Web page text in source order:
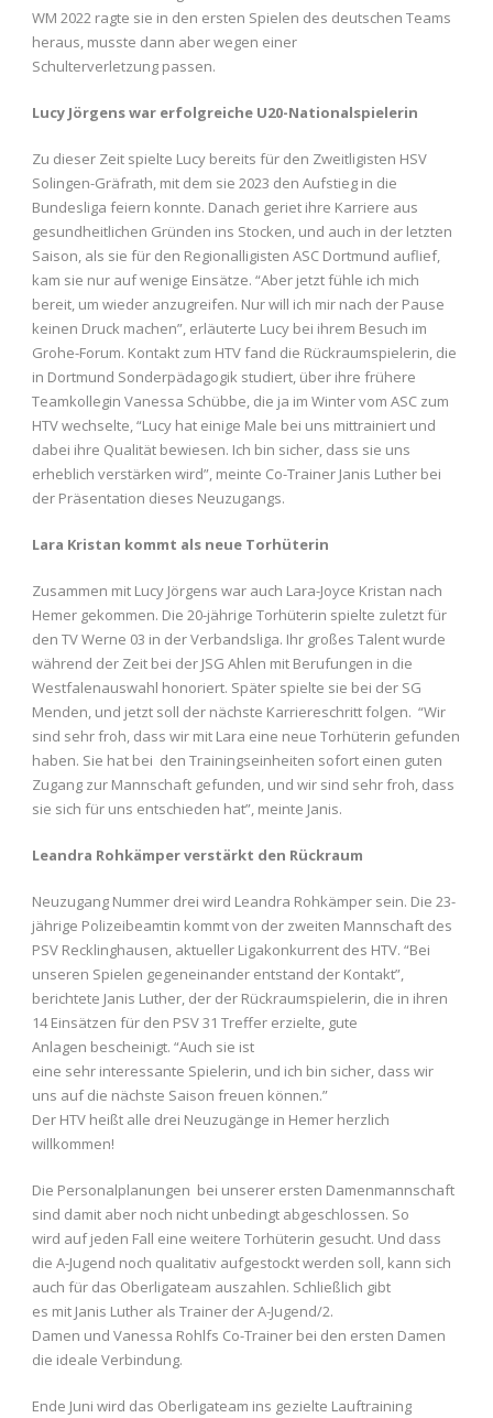
WM 2022 ragte sie in den ersten Spielen des deutschen Teams
heraus, musste dann aber wegen einer
Schulterverletzung passen.
Lucy Jörgens war erfolgreiche U20-Nationalspielerin
Zu dieser Zeit spielte Lucy bereits für den Zweitligisten HSV
Solingen-Gräfrath, mit dem sie 2023 den Aufstieg in die
Bundesliga feiern konnte. Danach geriet ihre Karriere aus
gesundheitlichen Gründen ins Stocken, und auch in der letzten
Saison, als sie für den Regionalligisten ASC Dortmund auflief,
kam sie nur auf wenige Einsätze. “Aber jetzt fühle ich mich
bereit, um wieder anzugreifen. Nur will ich mir nach der Pause
keinen Druck machen”, erläuterte Lucy bei ihrem Besuch im
Grohe-Forum. Kontakt zum HTV fand die Rückraumspielerin, die
in Dortmund Sonderpädagogik studiert, über ihre frühere
Teamkollegin Vanessa Schübbe, die ja im Winter vom ASC zum
HTV wechselte, “Lucy hat einige Male bei uns mittrainiert und
dabei ihre Qualität bewiesen. Ich bin sicher, dass sie uns
erheblich verstärken wird”, meinte Co-Trainer Janis Luther bei
der Präsentation dieses Neuzugangs.
Lara Kristan kommt als neue Torhüterin
Zusammen mit Lucy Jörgens war auch Lara-Joyce Kristan nach
Hemer gekommen. Die 20-jährige Torhüterin spielte zuletzt für
den TV Werne 03 in der Verbandsliga. Ihr großes Talent wurde
während der Zeit bei der JSG Ahlen mit Berufungen in die
Westfalenauswahl honoriert. Später spielte sie bei der SG
Menden, und jetzt soll der nächste Karriereschritt folgen. “Wir
sind sehr froh, dass wir mit Lara eine neue Torhüterin gefunden
haben. Sie hat bei den Trainingseinheiten sofort einen guten
Zugang zur Mannschaft gefunden, und wir sind sehr froh, dass
sie sich für uns entschieden hat”, meinte Janis.
Leandra Rohkämper verstärkt den Rückraum
Neuzugang Nummer drei wird Leandra Rohkämper sein. Die 23-
jährige Polizeibeamtin kommt von der zweiten Mannschaft des
PSV Recklinghausen, aktueller Ligakonkurrent des HTV. “Bei
unseren Spielen gegeneinander entstand der Kontakt”,
berichtete Janis Luther, der der Rückraumspielerin, die in ihren
14 Einsätzen für den PSV 31 Treffer erzielte, gute
Anlagen bescheinigt. “Auch sie ist
eine sehr interessante Spielerin, und ich bin sicher, dass wir
uns auf die nächste Saison freuen können.”
Der HTV heißt alle drei Neuzugänge in Hemer herzlich
willkommen!
Die Personalplanungen bei unserer ersten Damenmannschaft
sind damit aber noch nicht unbedingt abgeschlossen. So
wird auf jeden Fall eine weitere Torhüterin gesucht. Und dass
die A-Jugend noch qualitativ aufgestockt werden soll, kann sich
auch für das Oberligateam auszahlen. Schließlich gibt
es mit Janis Luther als Trainer der A-Jugend/2.
Damen und Vanessa Rohlfs Co-Trainer bei den ersten Damen
die ideale Verbindung.
Ende Juni wird das Oberligateam ins gezielte Lauftraining